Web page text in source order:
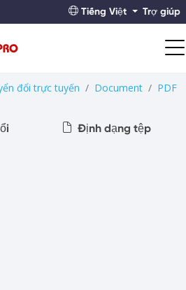
Tiếng Việt Trợ giúp
đổi trực tuyến Document
PDF
Định dạng tệp